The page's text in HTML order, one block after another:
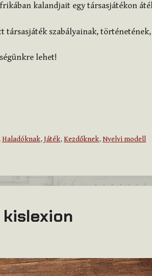
kalandjait egy társasjátékon
társasjáték szabályainak,
lehet!
Haladóknak,Játék,Kezdőknek, Nyelvi modell